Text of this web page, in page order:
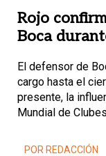
Rojo
Boca
El defensor de
cargo hasta el
presente, la
Mundial de
POR REDACCIÓN